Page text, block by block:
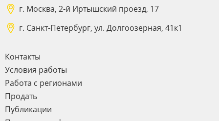
г. Москва, 2-й Иртышский проезд, 17
г. Санкт-Петербург, ул. Долгоозерная, 41к1
Контакты
Условия работы
Работа с регионами
Продать
Публикации